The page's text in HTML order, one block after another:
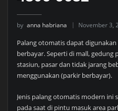
by anna habriana November 3,
Palang otomatis dapat digunakan
berbayar. Seperti di mall, gedung
stasiun, pasar dan tidak jarang
menggunakan (parkir berbayar).
Jenis palang otomatis modern ini
pada saat di pintu masuk area